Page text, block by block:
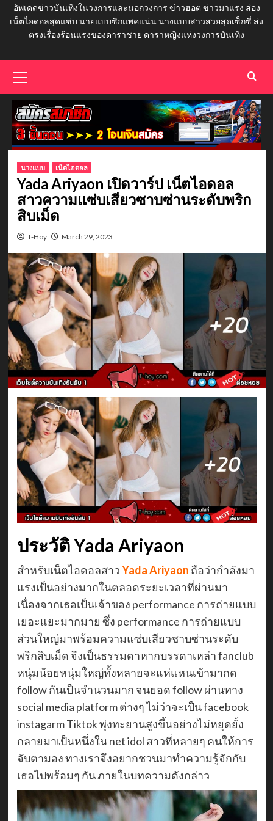
อัพเดดข่าวบันเทิงในวงการและนอกวงการ ข่าวฮอต ข่าวมาแรง ส่อง
เน็ตไอดอลสุดแซ่บ นายแบบซิกแพคแน่น นางแบบสาวสวยสุดเซ็กซี่ ส่ง
ตรงเรื่องร้อนแรงของดาราชาย ดาราหญิงแห่งวงการบันเทิง
Menu
นางแบบ เน็ตไอดอล
Yada Ariyaon เปิดวาร์ป เน็ตไอดอล
สาวความแซ่บเสียวซาบซ่านระดับพริก
สิบเม็ด
T-Hoy March 29, 2023
ประวัติ Yada Ariyaon
สำหรับเน็ตไอดอลสาวYada Ariyaon ถือว่ากำลังมา
แรงเป็นอย่างมากในตลอดระยะเวลาที่ผ่านมา
เนื่องจากเธอเป็นเจ้าของ performance การถ่ายแบบ
เยอะแยะมากมาย ซึ่ง performance การถ่ายแบบ
ส่วนใหญ่มาพร้อมความแซ่บเสียวซาบซ่านระดับ
พริกสิบเม็ด จึงเป็นธรรมดาหากบรรดาเหล่า fanclub
หนุ่มน้อยหนุ่มใหญ่ทั้งหลายจะแห่แหนเข้ามากด
follow กันเป็นจำนวนมาก จนยอด follow ผ่านทาง
social media platform ต่างๆ ไม่ว่าจะเป็น facebook
instagarm Tiktok พุ่งทะยานสูงขึ้นอย่างไม่หยุดยั้ง
กลายมาเป็นหนึ่งใน net idol สาวที่หลายๆ คนให้การ
จับตามอง ทางเราจึงอยากชวนมาทำความรู้จักกับ
เธอไปพร้อมๆ กัน ภายในบทความดังกล่าว